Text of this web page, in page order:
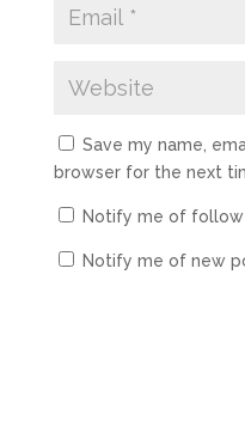
Save my name,
browser for the next
Notify me of
Notify me of new